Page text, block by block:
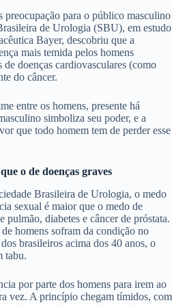
preocupação para o público masculino
de Urologia (SBU), em estudo
Bayer, descobriu que a
mais temida pelos homens
doenças cardiovasculares (como
do câncer.
entre os homens, presente há
simboliza seu poder, e a
que todo homem tem de perder esse
o de doenças graves
Brasileira de Urologia, o medo
sexual é maior que o medo de
pulmão, diabetes e câncer de próstata.
homens sofram da condição no
brasileiros acima dos 40 anos, o
tabu.
por parte dos homens para irem ao
vez. A princípio chegam tímidos, com